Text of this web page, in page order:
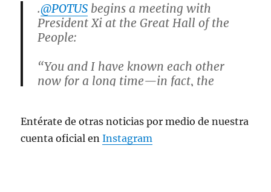
.@POTUS begins a meeting with
President Xi at the Great Hall of the
People:
“You and I have known each other
now for a long time—in fact, the
president has had—and that’s, to me,
an honor.”
Entérate de otras noticias por medio de nuestra
cuenta oficial enInstagram